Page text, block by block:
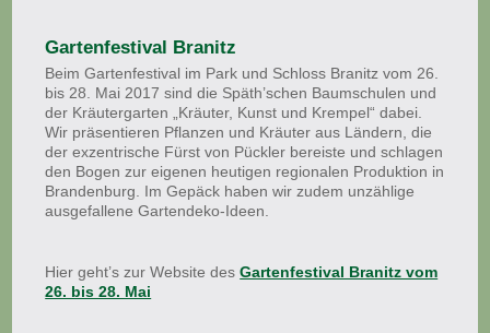
Gartenfestival Branitz
Beim Gartenfestival im Park und Schloss Branitz vom 26.
bis 28. Mai 2017 sind die Späth’schen Baumschulen und
der Kräutergarten „Kräuter, Kunst und Krempel“ dabei.
Wir präsentieren Pflanzen und Kräuter aus Ländern, die
der exzentrische Fürst von Pückler bereiste und schlagen
den Bogen zur eigenen heutigen regionalen Produktion in
Brandenburg. Im Gepäck haben wir zudem unzählige
ausgefallene Gartendeko-Ideen.
Hier geht’s zur Website des Gartenfestival Branitz vom
26. bis 28. Mai